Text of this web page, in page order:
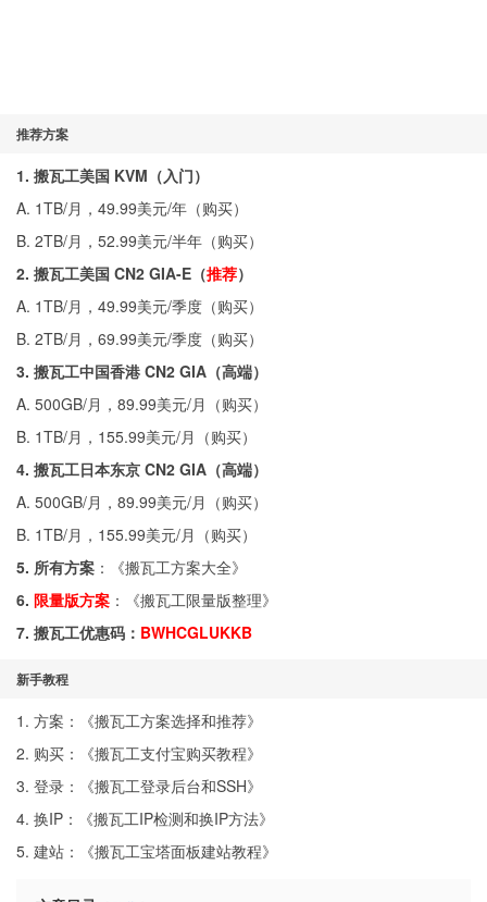
推荐方案
1. 搬瓦工美国 KVM（入门）
A. 1TB/月，49.99美元/年（购买）
B. 2TB/月，52.99美元/半年（购买）
2. 搬瓦工美国 CN2 GIA-E（推荐）
A. 1TB/月，49.99美元/季度（购买）
B. 2TB/月，69.99美元/季度（购买）
3. 搬瓦工中国香港 CN2 GIA（高端）
A. 500GB/月，89.99美元/月（购买）
B. 1TB/月，155.99美元/月（购买）
4. 搬瓦工日本东京 CN2 GIA（高端）
A. 500GB/月，89.99美元/月（购买）
B. 1TB/月，155.99美元/月（购买）
5. 所有方案 ：《搬瓦工方案大全》
6. 限量版方案 ：《搬瓦工限量版整理》
7. 搬瓦工优惠码： BWHCGLUKKB
新手教程
1. 方案：《搬瓦工方案选择和推荐》
2. 购买：《搬瓦工支付宝购买教程》
3. 登录：《搬瓦工登录后台和SSH》
4. 换IP：《搬瓦工IP检测和换IP方法》
5. 建站：《搬瓦工宝塔面板建站教程》